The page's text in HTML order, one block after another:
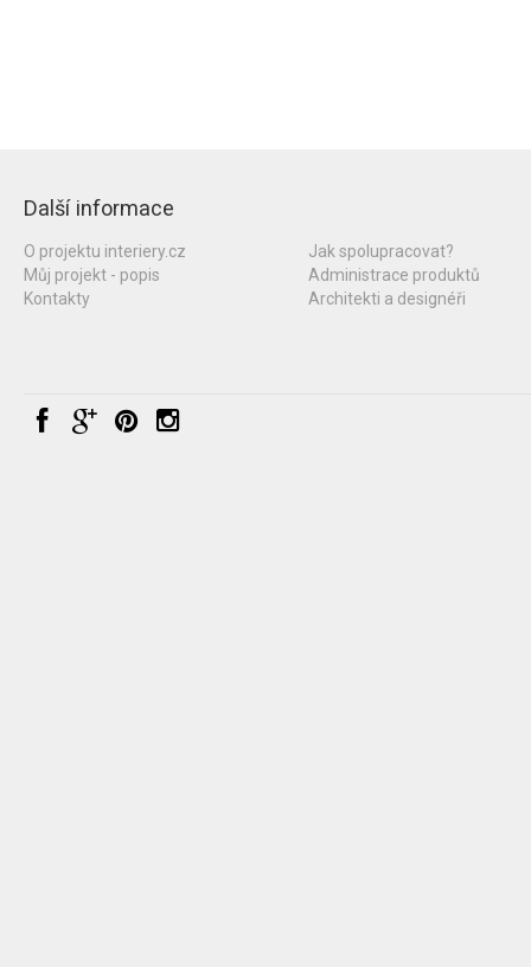
Další informace
O projektu interiery.cz
Můj projekt - popis
Kontakty
Jak spolupracovat?
Administrace produktů
Architekti a designéři